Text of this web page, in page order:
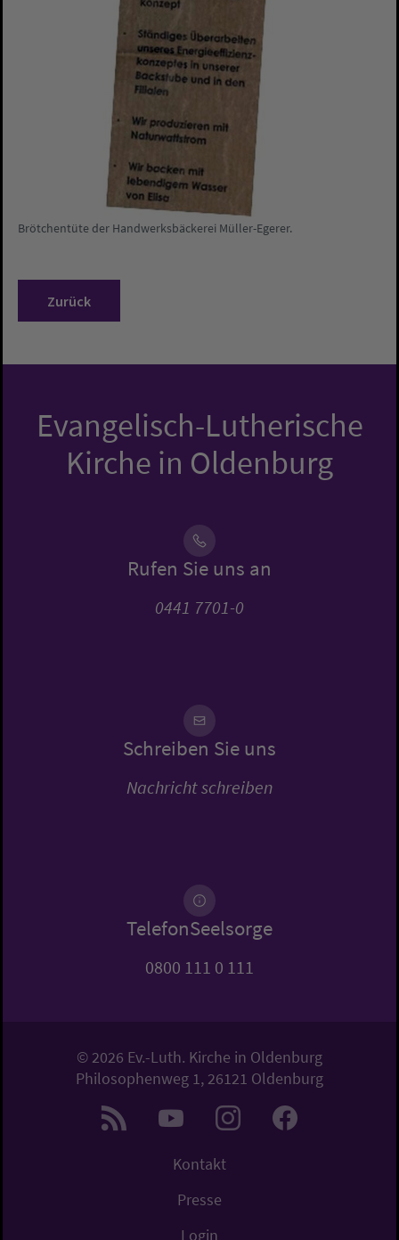
Brötchentüte der Handwerksbäckerei Müller-Egerer.
Zurück
Evangelisch-Lutherische
Kirche in Oldenburg
Rufen Sie uns an
0441 7701-0
Schreiben Sie uns
Nachricht schreiben
TelefonSeelsorge
0800 111 0 111
© 2026 Ev.-Luth. Kirche in Oldenburg
Philosophenweg 1, 26121 Oldenburg
Kontakt
Presse
Login